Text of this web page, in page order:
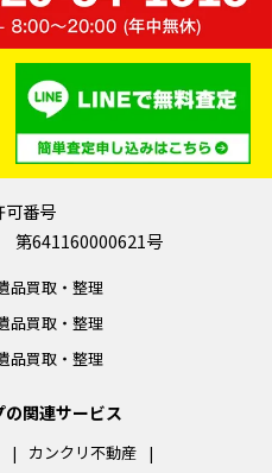
可番号
第641160000621号
品買取・整理
品買取・整理
品買取・整理
関連サービス
カンクリ不動産